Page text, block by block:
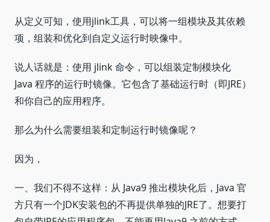
从定义可知，使用jlink工具，可以将一组模块及其依赖
项，组装和优化到自定义运行时映像中。
说人话就是：使用 jlink 命令，可以组装定制模块化
Java 程序的运行时镜像。它包含了基础运行时（即JRE）
和你自己的应用程序。
那么为什么需要组装和定制运行时镜像呢？
因为，
一、我们不得不这样：从 Java9 推出模块化后，Java 官
方只有一个JDK安装包的不再提供单独的JRE了。想要打